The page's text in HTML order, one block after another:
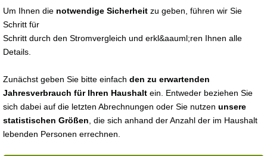
Um Ihnen die notwendige Sicherheit zu geben, führen wir Sie
Schritt für
Schritt durch den Stromvergleich und erkl&aauml;ren Ihnen alle
Details.
Zunächst geben Sie bitte einfach den zu erwartenden
Jahresverbrauch für Ihren Haushalt ein. Entweder beziehen Sie
sich dabei auf die letzten Abrechnungen oder Sie nutzen unsere
statistischen Größen , die sich anhand der Anzahl der im Haushalt
lebenden Personen errechnen.